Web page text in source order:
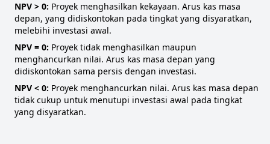
NPV > 0: Proyek menghasilkan kekayaan. Arus kas masa
depan, yang didiskontokan pada tingkat yang disyaratkan,
melebihi investasi awal.
NPV = 0: Proyek tidak menghasilkan maupun
menghancurkan nilai. Arus kas masa depan yang
didiskontokan sama persis dengan investasi.
NPV < 0: Proyek menghancurkan nilai. Arus kas masa depan
tidak cukup untuk menutupi investasi awal pada tingkat
yang disyaratkan.